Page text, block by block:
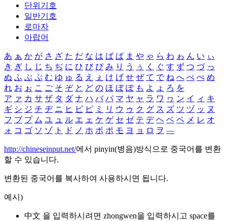
단위기호
일반기호
로마자
아랍어
あ ぁ か が さ ざ た だ な は ば ぱ ま や ゃ ら わ ゎ ん い ぃ
き ぎ し じ ち ぢ に ひ び ぴ み り う ぅ く ぐ す ず つ づ っ
ぬ ふ ぶ ぷ む ゆ ゅ る え ぇ け げ せ ぜ て で ね へ べ ぺ め
れ お ぉ こ ご そ ぞ と ど の ほ ぼ ぽ も よ ょ ろ を
ア ァ カ サ ザ タ ダ ナ ハ バ パ マ ヤ ャ ラ ワ ヮ ン イ ィ キ
ギ シ ジ チ ヂ ニ ヒ ビ ピ ミ リ ウ ゥ ク グ ス ズ ツ ヅ ッ ヌ
フ ブ プ ム ユ ュ ル エ ェ ケ ゲ セ ゼ テ デ ヘ ベ ペ メ レ オ
ォ コ ゴ ソ ゾ ト ド ノ ホ ボ ポ モ ヨ ョ ロ ヲ ―
http://chineseinput.net/에서 pinyin(병음)방식으로 중국어를 변환
할 수 있습니다.
변환된 중국어를 복사하여 사용하시면 됩니다.
예시)
中文 을 입력하시려면 zhongwen을 입력하시고 space를